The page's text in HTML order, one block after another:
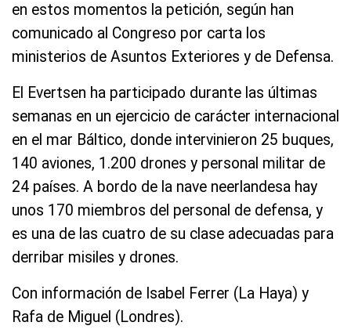
en estos momentos la petición, según han
comunicado al Congreso por carta los
ministerios de Asuntos Exteriores y de Defensa.
El Evertsen ha participado durante las últimas
semanas en un ejercicio de carácter internacional
en el mar Báltico, donde intervinieron 25 buques,
140 aviones, 1.200 drones y personal militar de
24 países. A bordo de la nave neerlandesa hay
unos 170 miembros del personal de defensa, y
es una de las cuatro de su clase adecuadas para
derribar misiles y drones.
Con información de Isabel Ferrer (La Haya) y
Rafa de Miguel (Londres).